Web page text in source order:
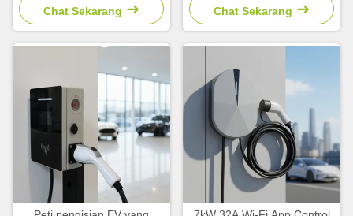
Stasiun Pengisian Cepat
yang Disetujui CE
Chat Sekarang
GBT/Type 1 & 2 Interface
Chat Sekarang